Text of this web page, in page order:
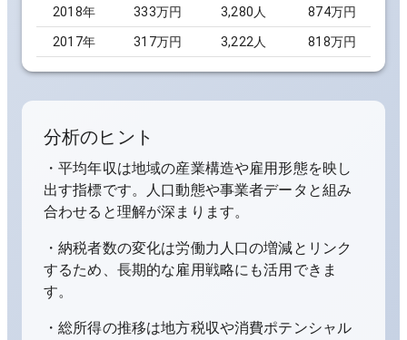
2018年 333万円 3,280 人 874万円
2017年 317万円 3,222 人 818万円
分析のヒント
・平均年収は地域の産業構造や雇用形態を映し
出す指標です。人口動態や事業者データと組み
合わせると理解が深まります。
・納税者数の変化は労働力人口の増減とリンク
するため、長期的な雇用戦略にも活用できま
す。
・総所得の推移は地方税収や消費ポテンシャル